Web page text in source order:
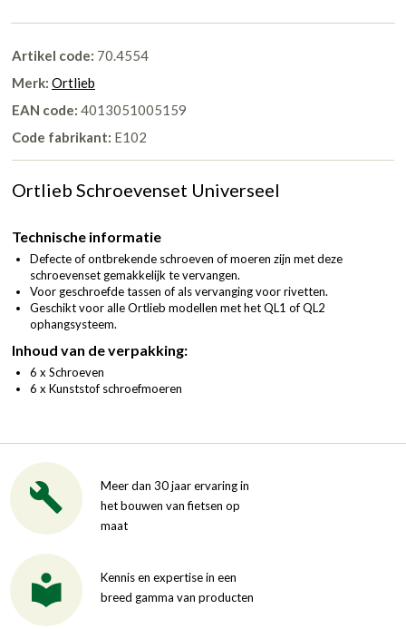
Artikel code: 70.4554
Merk: Ortlieb
EAN code: 4013051005159
Code fabrikant: E102
Ortlieb Schroevenset Universeel
Technische informatie
Defecte of ontbrekende schroeven of moeren zijn met deze
schroevenset gemakkelijk te vervangen.
Voor geschroefde tassen of als vervanging voor rivetten.
Geschikt voor alle Ortlieb modellen met het QL1 of QL2
ophangsysteem.
Inhoud van de verpakking:
6 x Schroeven
6 x Kunststof schroefmoeren
Meer dan 30 jaar ervaring in
het bouwen van fietsen op
maat
Kennis en expertise in een
breed gamma van producten